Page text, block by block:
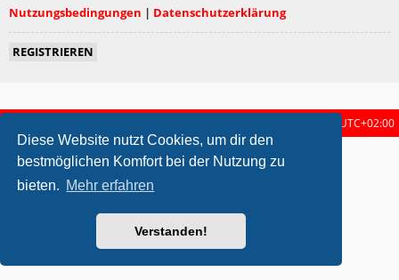
Diese Website nutzt Cookies, um dir den
bestmöglichen Komfort bei der Nutzung zu
bieten. Mehr erfahren
Verstanden!
Nutzungsbedingungen | Datenschutzerklärung
REGISTRIEREN
UTC+02:00
metrolike style by Eric Seguin Updated for phpBB3.2 by
Powered byphpBB ® Forum Software © phpBB Limited
Deutsche Übersetzung durch